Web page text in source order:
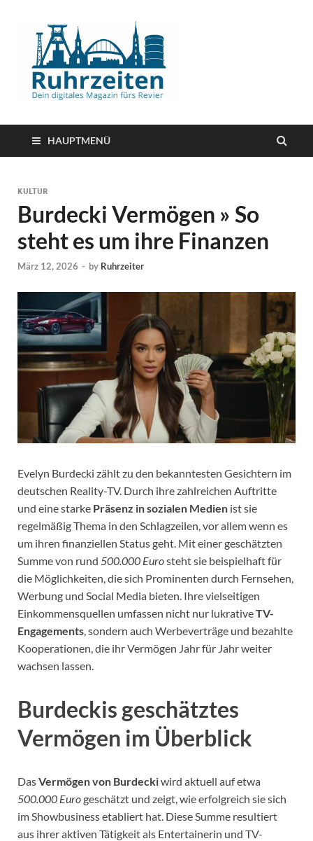
HAUPTMENÜ
KULTUR
Burdecki Vermögen » So
steht es um ihre Finanzen
März 12, 2026 - by Ruhrzeiter
Evelyn Burdecki zählt zu den bekanntesten Gesichtern im
deutschen Reality-TV. Durch ihre zahlreichen Auftritte
und eine starke Präsenz in sozialen Medien ist sie
regelmäßig Thema in den Schlagzeilen, vor allem wenn es
um ihren finanziellen Status geht. Mit einer geschätzten
Summe von rund 500.000 Eurosteht sie beispielhaft für
die Möglichkeiten, die sich Prominenten durch Fernsehen,
Werbung und Social Media bieten. Ihre vielseitigen
Einkommensquellen umfassen nicht nur lukrativeTV-
Engagements, sondern auch Werbeverträge und bezahlte
Kooperationen, die ihr Vermögen Jahr für Jahr weiter
wachsen lassen.
Burdeckis geschätztes
Vermögen im Überblick
DasVermögen von Burdeckiwird aktuell auf etwa
500.000 Eurogeschätzt und zeigt, wie erfolgreich sie sich
im Showbusiness etabliert hat. Diese Summe resultiert
aus ihrer aktiven Tätigkeit als Entertainerin und TV-